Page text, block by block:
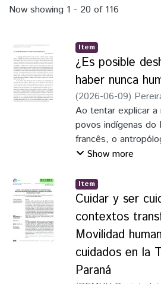
Recent Submissions
Now showing 1 - 20 of 116
Item
¿Es posible
haber nunca
(2026-06-09)
Ao tentar explicar a
povos indígenas do
francês, o
Viveiros de Castro
Vieira no século
e de fácil
a explicação, não
do tema. No artigo
Sobre a
(doravante, todas
português para o
Show more
Item
Cuidar y ser
contextos
Movilidad
cuidados en la
Paraná